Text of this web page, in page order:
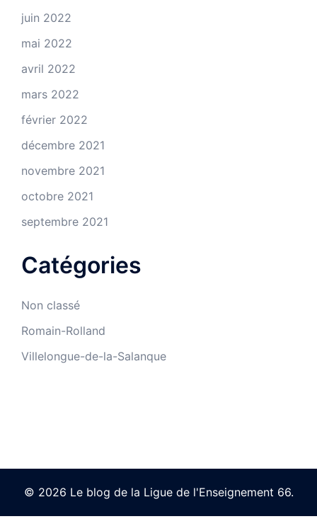
juin 2022
mai 2022
avril 2022
mars 2022
février 2022
décembre 2021
novembre 2021
octobre 2021
septembre 2021
Catégories
Non classé
Romain-Rolland
Villelongue-de-la-Salanque
© 2026 Le blog de la Ligue de l'Enseignement 66.